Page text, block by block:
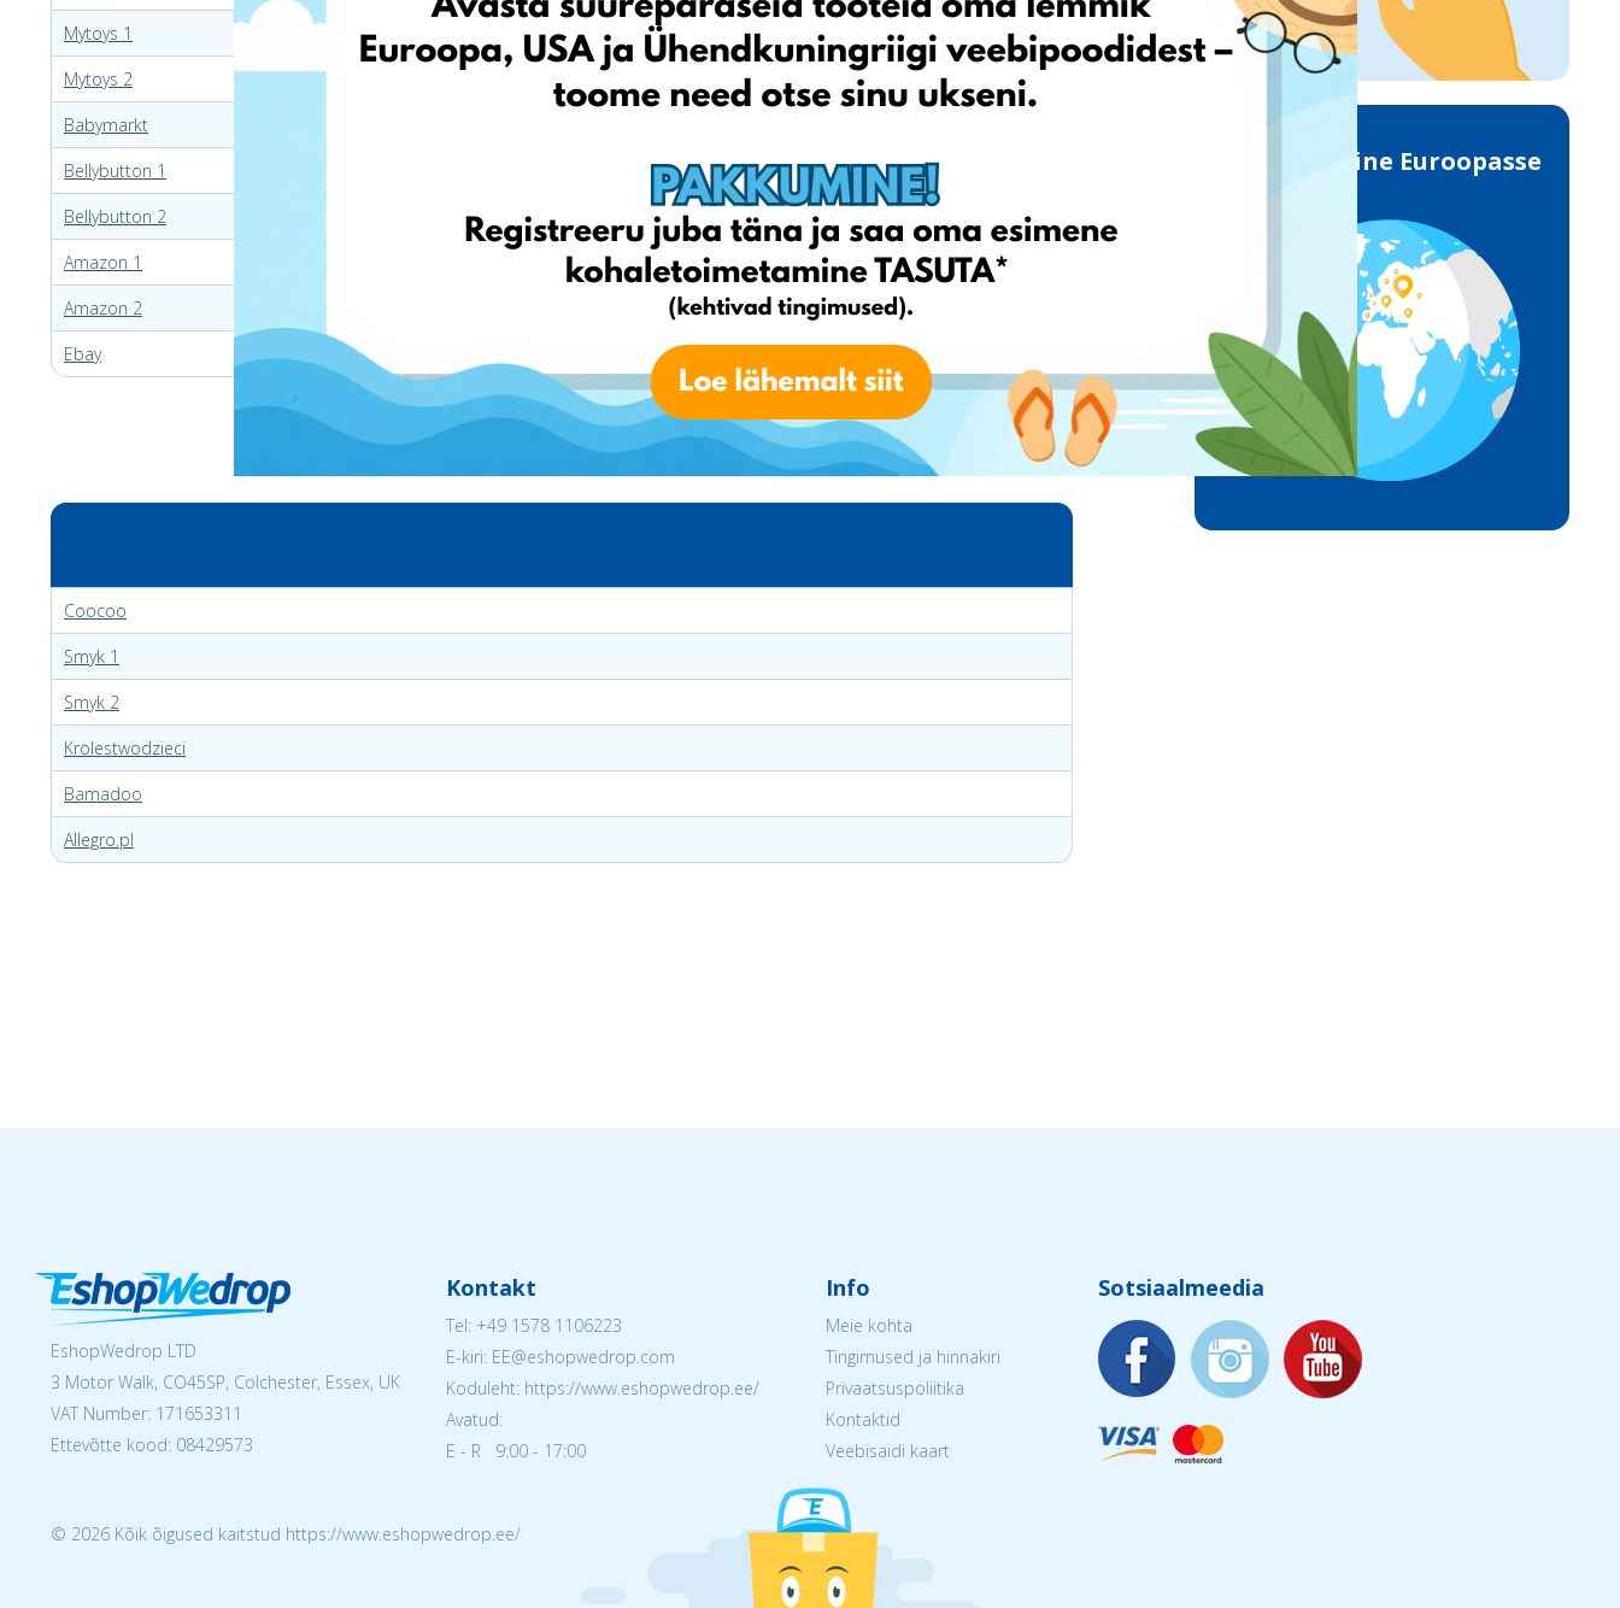
Mytoys 1
Mytoys 2
Babymarkt
Bellybutton 1
Bellybutton 2
Amazon 1
Amazon 2
Ebay
Coocoo
Smyk 1
Smyk 2
Krolestwodzieci
Bamadoo
Allegro.pl
Toimetamine Euroopasse
EshopWedrop LTD
3 Motor Walk, CO45SP, Colchester, Essex, UK
VAT Number: 171653311
Ettevõtte kood: 08429573
Kontakt
Tel: +49 1578 1106223
E-kiri: EE@eshopwedrop.com
Koduleht: https://www.eshopwedrop.ee/
Avatud:
E - R 9:00 - 17:00
Info
Meie kohta
Tingimused ja hinnakiri
Privaatsuspoliitika
Kontaktid
Veebisaidi kaart
Sotsiaalmeedia
© 2026 Kõik õigused kaitstud https://www.eshopwedrop.ee/